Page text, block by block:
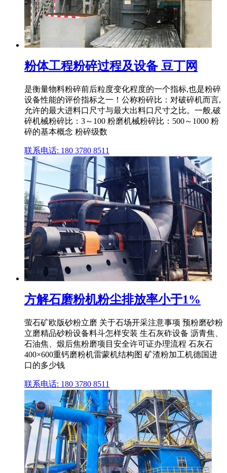
粉体工程粉碎过程及设备 豆丁网
是衡量物料粉碎前后粒度变化程度的一个指标,也是粉碎
设备性能的评价指标之一！公称粉碎比：对破碎机而言,
允许的最大进料口尺寸与最大出料口尺寸之比。一般,破
碎机械粉碎比：3～100 粉磨机械粉碎比：500～1000 粉
碎的基本概念 粉碎级数
联系电话: 180 3780 8511
方解石磨粉机粉尘排放率小于1%
萤石矿欧版砂粉立磨 关于石场开采注意事项 预粉磨砂粉
立磨精品砂粉设备料斗怎样安装 生石灰砟设备 沥青焦、
石油焦、煅后焦粉磨项目安全许可证办理流程 石灰石
400×600重钙磨粉机雷蒙机结构图 矿渣粉加工机德国进
口的多少钱
联系电话: 180 3780 8511